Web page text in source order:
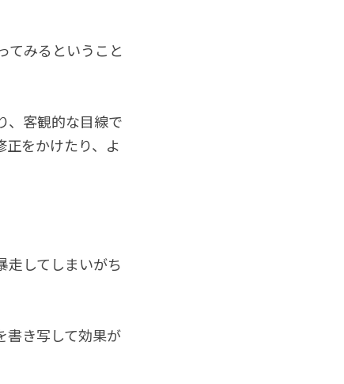
てみるということ
、客観的な目線で
をかけたり、よ
走してしまいがち
書き写して効果が